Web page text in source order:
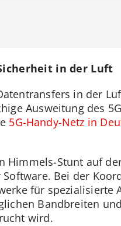
in der Luft
in der
Ausweitung des
5G-Handy-Netz in
Himmels-Stunt auf
Bei der
für spezialisierte
Bandbreiten
wird.